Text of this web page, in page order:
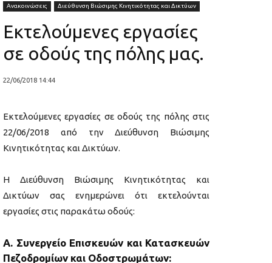
Ανακοινώσεις Διεύθυνση Βιώσιμης Κινητικότητας και Δικτύων
Εκτελούμενες εργασίες
σε οδούς της πόλης μας.
22/06/2018 14:44
Εκτελούμενες εργασίες σε οδούς της πόλης στις
22/06/2018 από την Διεύθυνση Βιώσιμης
Κινητικότητας και Δικτύων.
Η Διεύθυνση Βιώσιμης Κινητικότητας και
Δικτύων σας ενημερώνει ότι εκτελούνται
εργασίες στις παρακάτω οδούς:
Α. Συνεργείο Επισκευών και Κατασκευών
Πεζοδρομίων και Οδοστρωμάτων: